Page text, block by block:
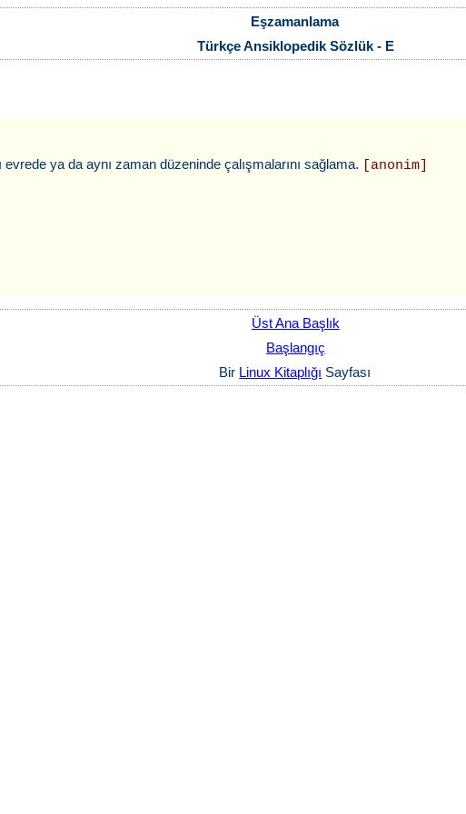
Eşzamanlama
Türkçe Ansiklopedik Sözlük - E
evrede ya da aynı zaman düzeninde çalışmalarını sağlama. [anonim]
Üst Ana Başlık
Başlangıç
Bir Linux Kitaplığı Sayfası